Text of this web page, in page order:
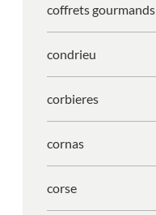
coffrets gourmands
condrieu
corbieres
cornas
corse